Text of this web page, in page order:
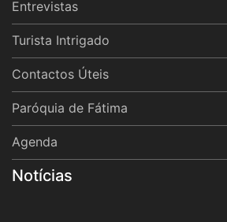
Entrevistas
Turista Intrigado
Contactos Úteis
Paróquia de Fátima
Agenda
Notícias